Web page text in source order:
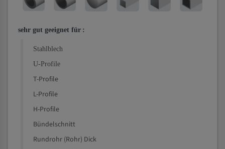
sehr gut geeignet für :
Stahlblech
U-Profile
T-Profile
L-Profile
H-Profile
Bündelschnitt
Rundrohr (Rohr) Dick